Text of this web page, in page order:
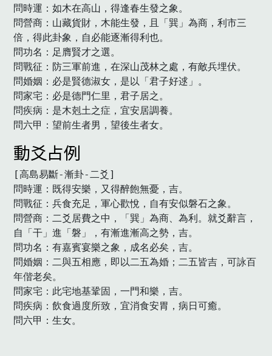
問時運：如木在高山，得逢春生發之象。
問營商：山藏貨財，木能生發，且「巽」為商，利市三
倍，得此卦象，自必能逐漸得利也。
問功名：足膺賢才之選。
問戰征：防三軍前進，在深山茂林之處，有敵兵埋伏。
問婚姻：必是賢德淑女，是以「君子好逑」。
問家宅：必是德門仁里，君子居之。
問疾病：是木剋土之症，宜安居調養。
問六甲：望前生者男，望後生者女。
動爻占例
[高島易斷-漸卦-二爻]
問時運：既得安樂，又得醉飽無憂，吉。
問戰征：兵食充足，軍心歡悅，自有安似磐石之象。
問營商：二爻居費之中，「巽」為商、為利。就爻辭言，
自「干」進「磐」，有漸進漸高之勢，吉。
問功名：有嘉賓宴樂之象，成名必矣，吉。
問婚姻：二與五相應，即以二五為婚；二五皆吉，可詠百
年偕老矣。
問家宅：此宅地基鞏固，一門和樂，吉。
問疾病：飲食過度所致，宜消食安胃，病日可癒。
問六甲：生女。